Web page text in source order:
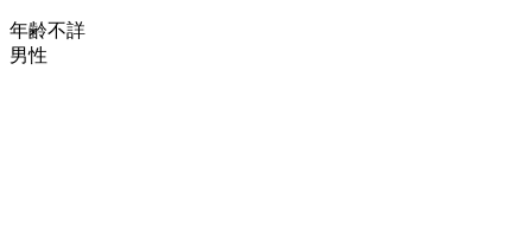
年齢不詳
男性